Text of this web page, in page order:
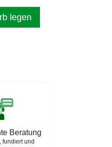
legen
Beratung
fundiert und